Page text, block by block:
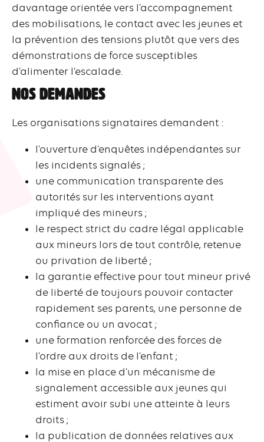
davantage orientée vers l’accompagnement
des mobilisations, le contact avec les jeunes et
la prévention des tensions plutôt que vers des
démonstrations de force susceptibles
d’alimenter l’escalade.
Nos demandes
Les organisations signataires demandent :
l’ouverture d’enquêtes indépendantes sur
les incidents signalés ;
une communication transparente des
autorités sur les interventions ayant
impliqué des mineurs ;
le respect strict du cadre légal applicable
aux mineurs lors de tout contrôle, retenue
ou privation de liberté ;
la garantie effective pour tout mineur privé
de liberté de toujours pouvoir contacter
rapidement ses parents, une personne de
confiance ou un avocat ;
une formation renforcée des forces de
l’ordre aux droits de l’enfant ;
la mise en place d’un mécanisme de
signalement accessible aux jeunes qui
estiment avoir subi une atteinte à leurs
droits ;
la publication de données relatives aux